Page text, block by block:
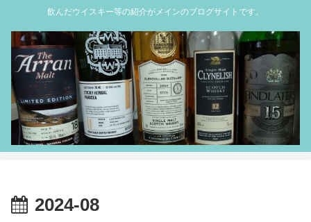
飲んだウイスキー等の紹介がメインのブログサイトです。
2024-08